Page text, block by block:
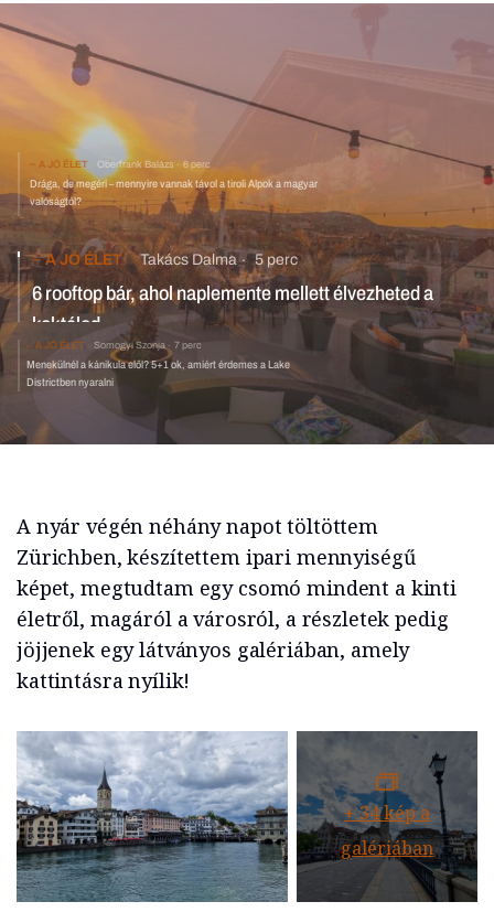
A JÓ ÉLET
Drága, de megéri – mennyire vannak távol a tiroli Alpok a magyar
valóságtól?
A JÓ ÉLET Takács Dalma 5 perc
6 rooftop bár, ahol naplemente mellett élvezheted a
koktélod
A JÓ ÉLET Somogyi Szonja 7 perc
Menekülnél a kánikula elől? 5+1 ok, amiért érdemes a Lake
Districtben nyaralni
A nyár végén néhány napot töltöttem
Zürichben, készítettem ipari mennyiségű
képet, megtudtam egy csomó mindent a kinti
életről, magáról a városról, a részletek pedig
jöjjenek egy látványos galériában, amely
kattintásra nyílik!
+34kép a
galériában